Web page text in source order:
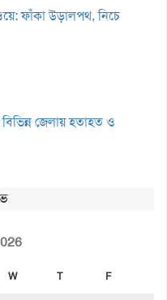
ফাঁকা উড়ালপথ, নিচে
জেলায় হতাহত ও
W T F